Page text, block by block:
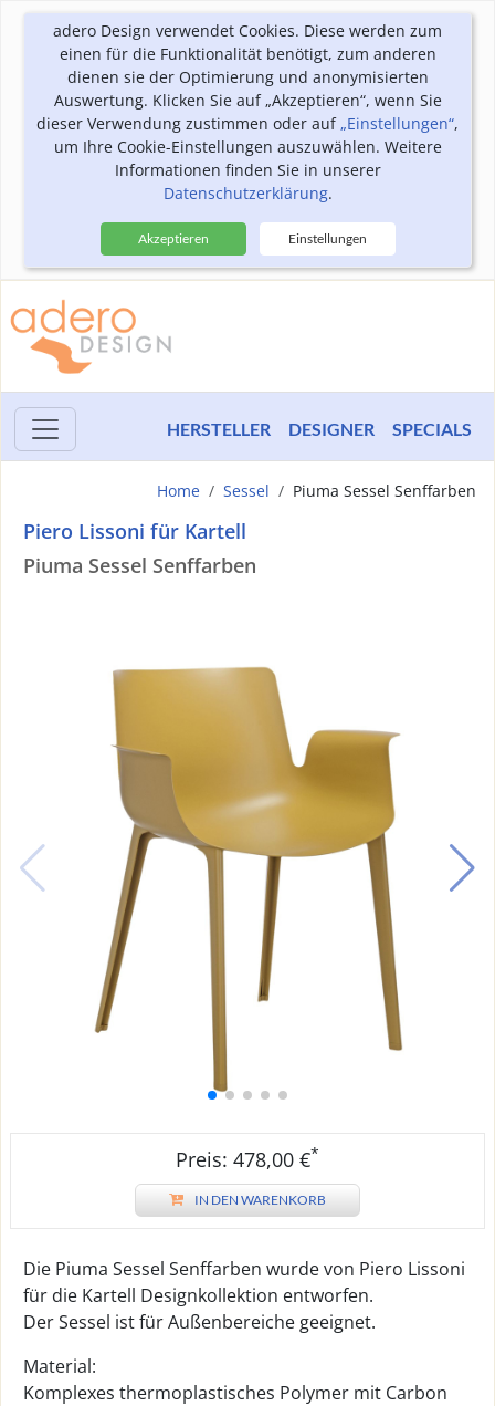
adero Design verwendet Cookies. Diese werden zum
einen für die Funktionalität benötigt, zum anderen
dienen sie der Optimierung und anonymisierten
Auswertung. Klicken Sie auf „Akzeptieren“, wenn Sie
dieser Verwendung zustimmen oder auf„Einstellungen“,
um Ihre Cookie-Einstellungen auszuwählen. Weitere
Informationen finden Sie in unserer
Datenschutzerklärung.
Akzeptieren Einstellungen
HERSTELLER DESIGNER SPECIALS
Home Sessel Piuma Sessel Senffarben
Piero Lissoni für Kartell
Piuma Sessel Senffarben
Preis: 478,00 €*
IN DEN WARENKORB
Die Piuma Sessel Senffarben wurde von Piero Lissoni
für die Kartell Designkollektion entworfen.
Der Sessel ist für Außenbereiche geeignet.
Material:
Komplexes thermoplastisches Polymer mit Carbon